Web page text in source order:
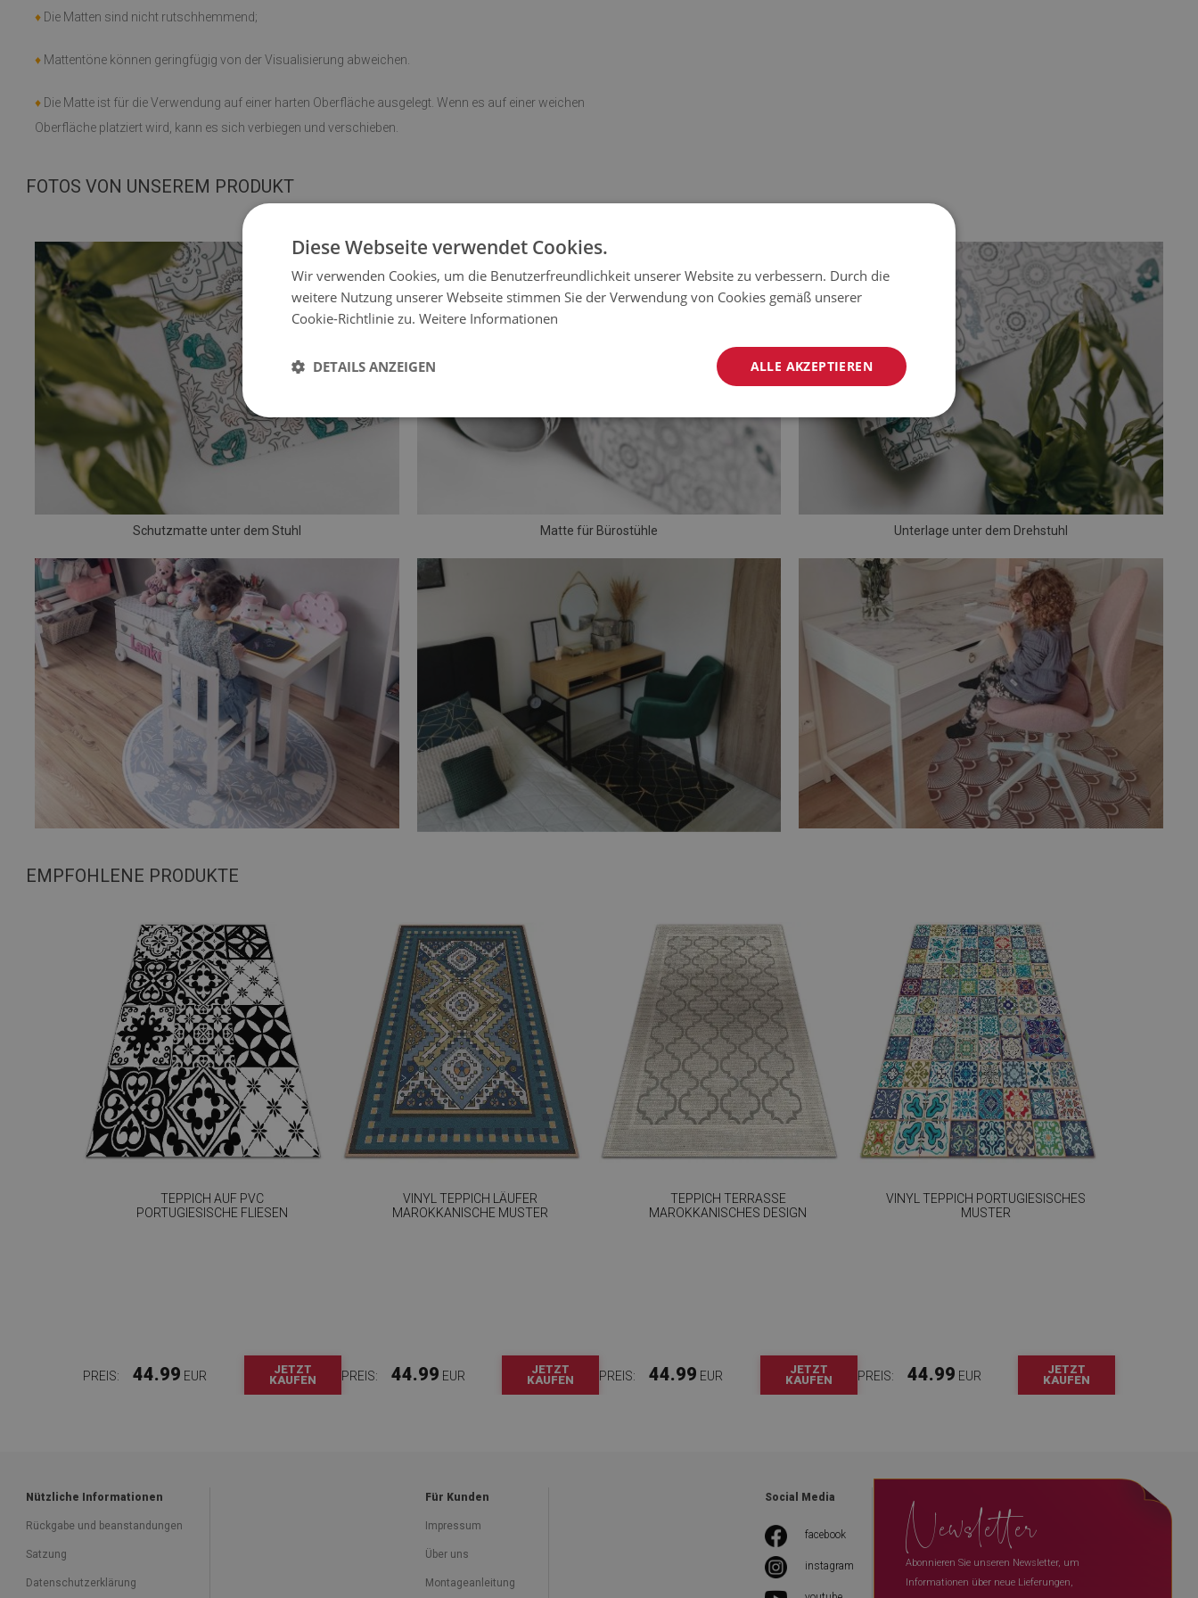
♦ Die Matten sind nicht rutschhemmend;
♦ Mattentöne können geringfügig von der Visualisierung abweichen.
♦ Die Matte ist für die Verwendung auf einer harten Oberfläche ausgelegt. Wenn es auf einer weichen
Oberfläche platziert wird, kann es sich verbiegen und verschieben.
FOTOS VON UNSEREM PRODUKT
Schutzmatte unter dem Stuhl Matte für Bürostühle Unterlage unter dem Drehstuhl
EMPFOHLENE PRODUKTE
TEPPICH AUF PVC
PORTUGIESISCHE FLIESEN
PREIS: 44.99 EUR
JETZT
KAUFEN
VINYL TEPPICH LÄUFER
MAROKKANISCHE MUSTER
PREIS: 44.99 EUR
JETZT
KAUFEN
TEPPICH TERRASSE
MAROKKANISCHES DESIGN
PREIS: 44.99 EUR
JETZT
KAUFEN
VINYL TEPPICH PORTUGIESISCHES
MUSTER
PREIS: 44.99 EUR
JETZT
KAUFEN
Nützliche Informationen
Rückgabe und beanstandungen
Satzung
Datenschutzerklärung
Für Kunden
Impressum
Über uns
Montageanleitung
Social Media
facebook
instagram
Newsletter
Abonnieren Sie unseren Newsletter, um
Informationen über neue Lieferungen,
Diese Webseite verwendet Cookies.
Wir verwenden Cookies, um die Benutzerfreundlichkeit unserer Website zu verbessern. Durch die
weitere Nutzung unserer Webseite stimmen Sie der Verwendung von Cookies gemäß unserer
Cookie-Richtlinie zu. Weitere Informationen
ALLE AKZEPTIEREN
DETAILS ANZEIGEN